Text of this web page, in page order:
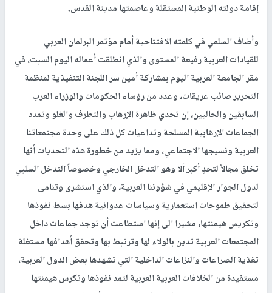
إقامة دولته الوطنية المستقلة وعاصمتها مدينة القدس.
وأضاف السلمي في كلمته الافتتاحية أمام مؤتمر البرلمان العربي
للقيادات العربية رفيعة المستوى والذي انطلقت أعماله اليوم السبت، في
مقر الجامعة العربية اليوم بمشاركة أمين سر اللجنة التنفيذية لمنظمة
التحرير صائب عريقات، وعدد من رؤساء الحكومات والوزراء العرب
السابقين والحاليين، إن تحدي ظاهرة الإرهاب والتطرف والغلو وتمدد
الجماعات الإرهابية المسلحة وتداعيات كل ذلك على وحدة مجتمعاتنا
العربية ونسيجها الاجتماعي، ومما يزيد من خطورة هذه التحديات أنها
تخلق مجالاً لتحدٍ أكبر ألا وهو التدخل الخارجي وخصوصاً التدخل السلبي
لدول الجوار الإقليمي في شؤوننا العربية، والذي استشرى وتنامى
لتحقيق طموحات استعمارية وسياسات عدوانية هدفها بسط نفوذها
وتكريس هيمنتها، مشيرا الى إنها استطاعت أن توجد جماعات داخل
المجتمعات العربية تدين بالولاء لها وترتبط بها وتحقق أهدافها مستغلة
تغذية الصراعات والنزاعات الداخلية التي تشهدها بعض الدول العربية،
مستفيدة من الخلافات العربية العربية لتمد نفوذها وتكرس هيمنتها